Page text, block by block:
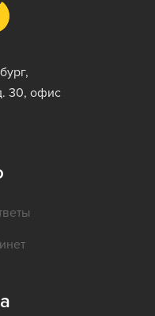
30, офис